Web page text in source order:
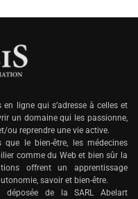
ligne qui s’adresse à celles et
un domaine qui les passionne,
ou reprendre une vie active.
le bien-être, les médecines
comme du Web et bien sûr la
offrent un apprentissage
savoir et bien-être.
de la SARL Abelart